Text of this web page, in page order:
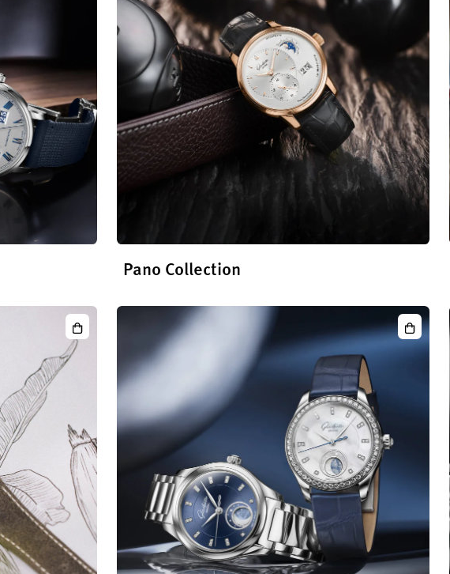
Pano Collection
Seventies
Chronographe
Date
Panorama
Luna